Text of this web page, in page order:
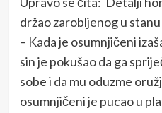
držao zarobljenog u
– Kada je osumnjičeni
sin je pokušao da ga
sobe i da mu oduzme
osumnjičeni je pucao u